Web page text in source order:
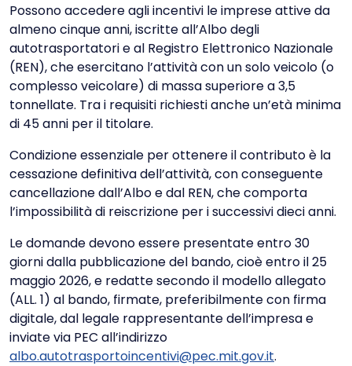
Possono accedere agli incentivi le imprese attive da
almeno cinque anni, iscritte all’Albo degli
autotrasportatori e al Registro Elettronico Nazionale
(REN), che esercitano l’attività con un solo veicolo (o
complesso veicolare) di massa superiore a 3,5
tonnellate. Tra i requisiti richiesti anche un’età minima
di 45 anni per il titolare.
Condizione essenziale per ottenere il contributo è la
cessazione definitiva dell’attività, con conseguente
cancellazione dall’Albo e dal REN, che comporta
l’impossibilità di reiscrizione per i successivi dieci anni.
Le domande devono essere presentate entro 30
giorni dalla pubblicazione del bando, cioè entro il 25
maggio 2026, e redatte secondo il modello allegato
(ALL. 1) al bando, firmate, preferibilmente con firma
digitale, dal legale rappresentante dell’impresa e
inviate via PEC all’indirizzo
albo.autotrasportoincentivi@pec.mit.gov.it.